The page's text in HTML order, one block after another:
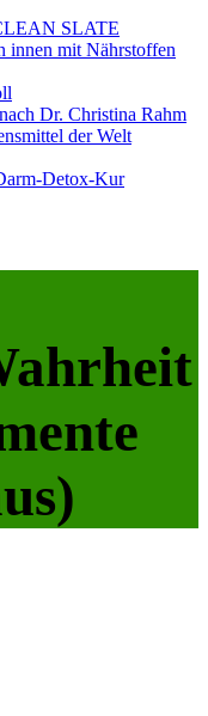
SLATE
innen mit Nährstoffen
Dr. Christina Rahm
der Welt
Detox-Kur